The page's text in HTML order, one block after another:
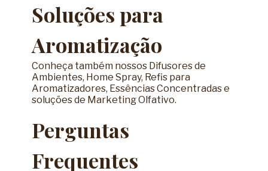
Soluções para
Aromatização
Conheça também nossos Difusores de
Ambientes, Home Spray, Refis para
Aromatizadores, Essências Concentradase
soluções de Marketing Olfativo.
Perguntas
Frequentes